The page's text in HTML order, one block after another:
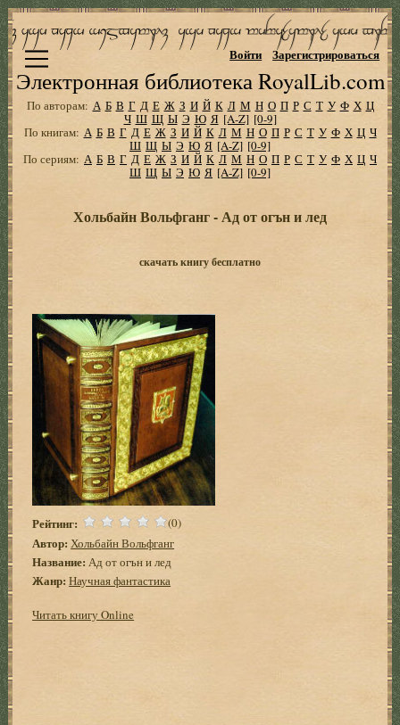
Электронная библиотека RoyalLib.com
Войти Зарегистрироваться
По авторам: А Б В Г Д Е Ж З И Й К Л М Н О П Р С Т У Ф Х Ц
Ч Ш Щ Ы Э Ю Я [A-Z] [0-9]
По книгам: А Б В Г Д Е Ж З И Й К Л М Н О П Р С Т У Ф Х Ц Ч
Ш Щ Ы Э Ю Я [A-Z] [0-9]
По сериям: А Б В Г Д Е Ж З И Й К Л М Н О П Р С Т У Ф Х Ц Ч
Ш Щ Ы Э Ю Я [A-Z] [0-9]
Хольбайн Вольфганг - Ад от огън и лед
скачать книгу бесплатно
Рейтинг: (0)
Автор: Хольбайн Вольфганг
Название: Ад от огън и лед
Жанр: Научная фантастика
Читать книгу Online